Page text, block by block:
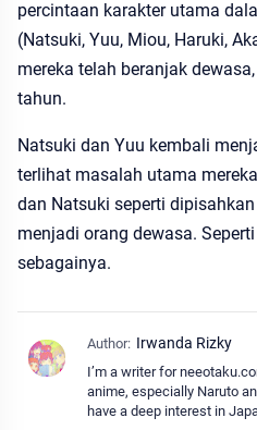
percintaan karakter utama
(Natsuki, Yuu, Miou, Haruki,
mereka telah beranjak
tahun.
Natsuki dan Yuu kembali
terlihat masalah utama
dan Natsuki seperti
menjadi orang dewasa.
sebagainya.
I’m a writer for
anime, especially Naruto
have a deep interest in